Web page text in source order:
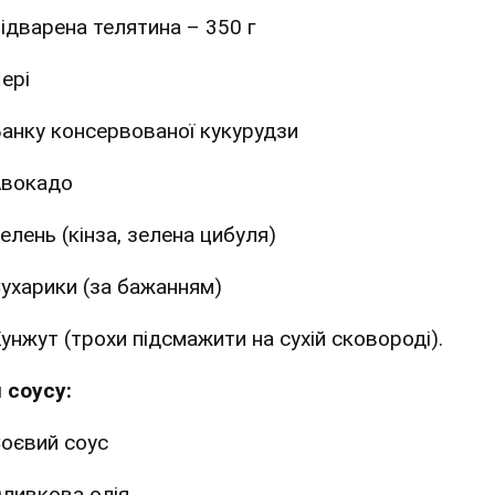
телятина – 350 г
консервованої кукурудзи
(кінза, зелена цибуля)
(за бажанням)
(трохи підсмажити на сухій сковороді).
соус